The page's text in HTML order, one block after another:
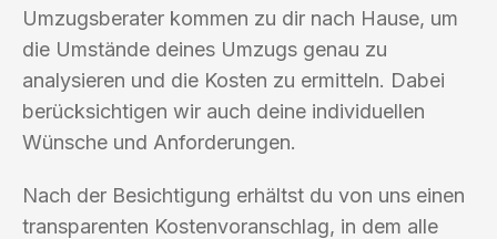
Umzugsberater kommen zu dir nach Hause, um
die Umstände deines Umzugs genau zu
analysieren und die Kosten zu ermitteln. Dabei
berücksichtigen wir auch deine individuellen
Wünsche und Anforderungen.
Nach der Besichtigung erhältst du von uns einen
transparenten Kostenvoranschlag, in dem alle